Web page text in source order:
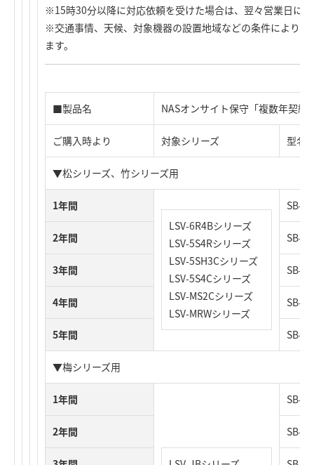
※15時30分以降に対応依頼を受けた場合は、翌々営業日に
※交通事情、天候、対象機器の設置地域などの条件により
ます。
■製品名 NASオンサイト保守「複数年契約
ご購入時より 対象シリーズ 型名
▼松シリーズ、竹シリーズ用
1年間
LSV-6R4Bシリーズ
LSV-5S4Rシリーズ
LSV-5SH3Cシリーズ
LSV-5S4Cシリーズ
LSV-MS2Cシリーズ
LSV-MRWシリーズ
SB-
2年間 SB-
3年間 SB-
4年間 SB-
5年間 SB-
▼梅シリーズ用
1年間 SB-
2年間 SB-